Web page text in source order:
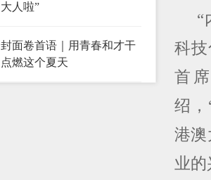
大人啦”
封面卷首语｜用青春和才干
点燃这个夏天
“
科
首
绍
港
业